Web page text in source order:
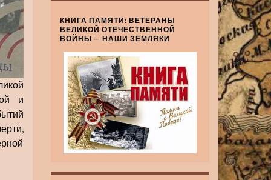
и
КНИГА ПАМЯТИ: ВЕТЕРАНЫ
ВЕЛИКОЙ ОТЕЧЕСТВЕННОЙ
ВОЙНЫ — НАШИ ЗЕМЛЯКИ